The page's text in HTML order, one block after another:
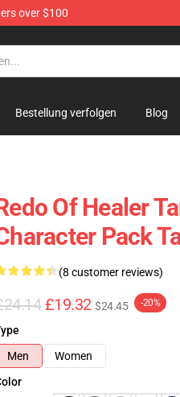
over $100
Bestellung verfolgen Blog
Of Healer
Pack
(8 customer reviews)
£19.32 $24.45 -20%
Men
Women